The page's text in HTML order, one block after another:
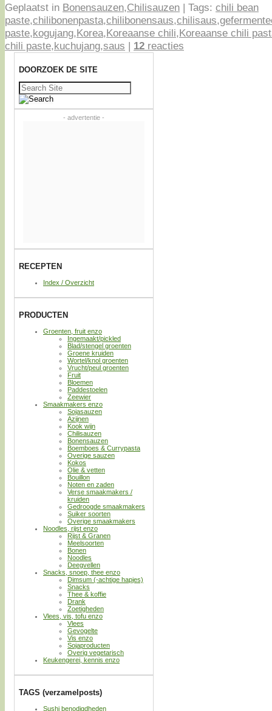
Geplaatst in Bonensauzen,Chilisauzen | Tags: chili bean
paste,chilibonenpasta,chilibonensaus,chilisaus,
paste,kogujang,Korea,Koreaanse chili,Koreaanse chili
chili paste,kuchujang,saus | 12 reacties
DOORZOEK DE SITE
Zoeken
naar:
- advertentie -
RECEPTEN
Index / Overzicht
PRODUCTEN
Groenten, fruit enzo
Ingemaakt/pickled
Blad/stengel groenten
Groene kruiden
Wortel/knol groenten
Vrucht/peul groenten
Fruit
Bloemen
Paddestoelen
Zeewier
Smaakmakers enzo
Sojasauzen
Azijnen
Kook wijn
Chilisauzen
Bonensauzen
Boemboes & Currypasta
Overige sauzen
Kokos
Olie & vetten
Bouillon
Noten en zaden
Verse smaakmakers /
kruiden
Gedroogde smaakmakers
Suiker soorten
Overige smaakmakers
Noodles, rijst enzo
Rijst & Granen
Meelsoorten
Bonen
Noodles
Deegvellen
Snacks, snoep, thee enzo
Dimsum (-achtige hapjes)
Snacks
Thee & koffie
Drank
Zoetigheden
Vlees, vis, tofu enzo
Vlees
Gevogelte
Vis enzo
Sojaproducten
Overig vegetarisch
Keukengerei, kennis enzo
TAGS (verzamelposts)
Sushi benodigdheden